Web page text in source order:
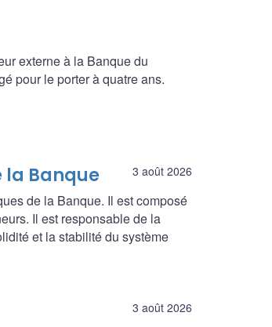
externe à la Banque du
pour le porter à quatre ans.
3 août 2026
la Banque
de la Banque. Il est composé
Il est responsable de la
et la stabilité du système
3 août 2026